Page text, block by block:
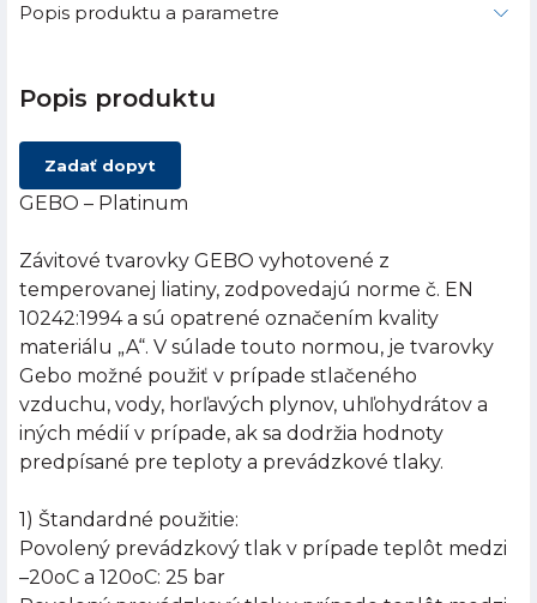
Popis produktu a parametre
Popis produktu
Zadať dopyt
GEBO – Platinum
Závitové tvarovky GEBO vyhotovené z
temperovanej liatiny, zodpovedajú norme č. EN
10242:1994 a sú opatrené označením kvality
materiálu „A“. V súlade touto normou, je tvarovky
Gebo možné použiť v prípade stlačeného
vzduchu, vody, horľavých plynov, uhľohydrátov a
iných médií v prípade, ak sa dodržia hodnoty
predpísané pre teploty a prevádzkové tlaky.
1) Štandardné použitie:
Povolený prevádzkový tlak v prípade teplôt medzi
–20oC a 120oC: 25 bar